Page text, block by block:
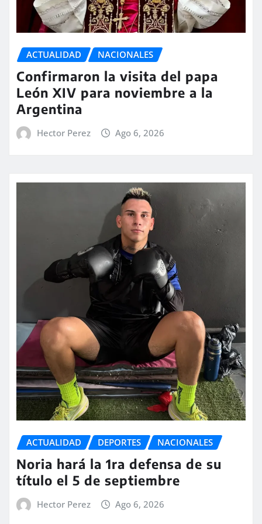
ACTUALIDAD NACIONALES
Confirmaron la visita del papa
León XIV para noviembre a la
Argentina
Hector Perez Ago 6, 2026
ACTUALIDAD DEPORTES NACIONALES
Noria hará la 1ra defensa de su
título el 5 de septiembre
Hector Perez Ago 6, 2026